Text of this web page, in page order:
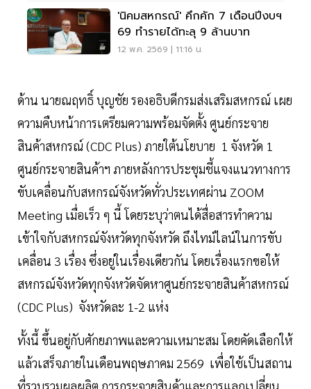
'นิคมสหกรณ์' คึกคัก 7 เดือนปีงบฯ
69 ทำรายได้ทะลุ 9 ล้านบาท
12 พ.ค. 2569 | 11:16 น.
ด้าน นายณฤทธิ์ บุญชัย รองอธิบดีกรมส่งเสริมสหกรณ์ เผย
ความคืบหน้าการเตรียมความพร้อมจัดตั้ง ศูนย์กระจาย
สินค้าสหกรณ์ (CDC Plus) ภายใต้นโยบาย 1 จังหวัด 1
ศูนย์กระจายสินค้าฯ ภายหลังการประชุมชี้แจงแนวทางการ
ขับเคลื่อนกับสหกรณ์จังหวัดทั่วประเทศผ่าน ZOOM
Meeting เมื่อเร็ว ๆ นี้ โดยระบุว่าตนได้สื่อสารทำความ
เข้าใจกับสหกรณ์จังหวัดทุกจังหวัด ถึงไทม์ไลน์ในการขับ
เคลื่อน 3 เรื่อง ซึ่งอยู่ในเรื่องเดียวกัน โดยเรื่องแรกขอให้
สหกรณ์จังหวัดทุกจังหวัดจัดหาศูนย์กระจายสินค้าสหกรณ์
(CDC Plus) จังหวัดละ 1-2 แห่ง
ทั้งนี้ ขึ้นอยู่กับศักยภาพและความเหมาะสม โดยคัดเลือกให้
แล้วเสร็จภายในเดือนพฤษภาคม 2569 เพื่อใช้เป็นสถาน
ที่รวบรวมผลผลิต การกระจายสินค้าและการแลกเปลี่ยน